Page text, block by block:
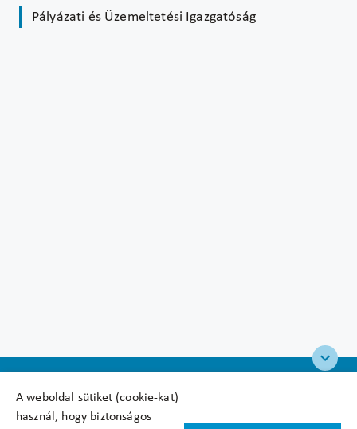
A weboldal sütiket (cookie-kat)
használ, hogy biztonságos
Pályázati és Üzemeltetési Igazgatóság